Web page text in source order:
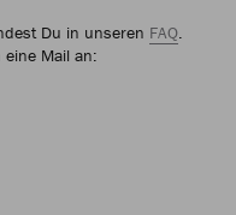
Du in unseren FAQ.
Mail an: